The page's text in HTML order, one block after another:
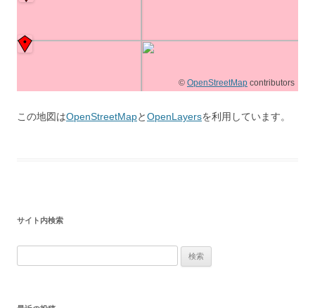
© OpenStreetMap contributors
この地図はOpenStreetMapとOpenLayersを利用しています。
サイト内検索